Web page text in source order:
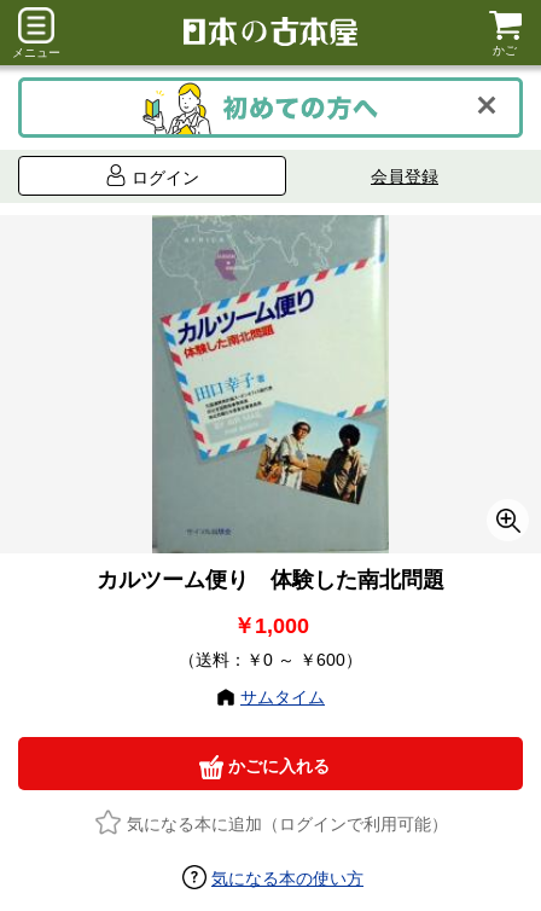
メニュー かご
ログイン 会員登録
カルツーム便り 体験した南北問題
￥1,000
（送料：￥0 ～ ￥600）
サムタイム
かごに入れる
気になる本に追加（ログインで利用可能）
気になる本の使い方